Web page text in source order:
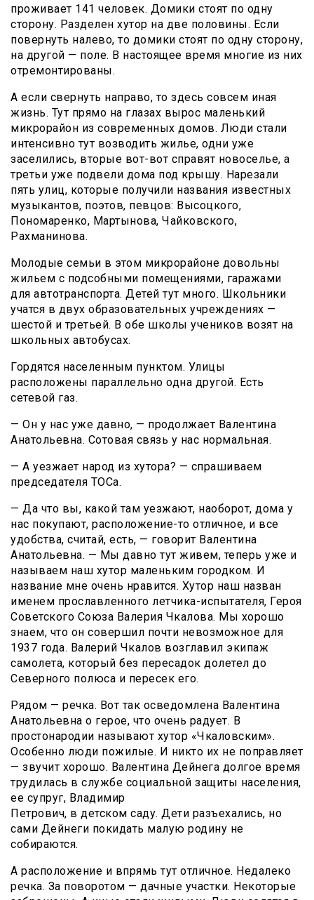
проживает 141 человек. Домики стоят по одну
сторону. Разделен хутор на две половины. Если
повернуть налево, то домики стоят по одну сторону,
на другой — поле. В настоящее время многие из них
отремонтированы.
А если свернуть направо, то здесь совсем иная
жизнь. Тут прямо на глазах вырос маленький
микрорайон из современных домов. Люди стали
интенсивно тут возводить жилье, одни уже
заселились, вторые вот-вот справят новоселье, а
третьи уже подвели дома под крышу. Нарезали
пять улиц, которые получили названия известных
музыкантов, поэтов, певцов: Высоцкого,
Пономаренко, Мартынова, Чайковского,
Рахманинова.
Молодые семьи в этом микрорайоне довольны
жильем с подсобными помещениями, гаражами
для автотранспорта. Детей тут много. Школьники
учатся в двух образовательных учреждениях —
шестой и третьей. В обе школы учеников возят на
школьных автобусах.
Гордятся населенным пунктом. Улицы
расположены параллельно одна другой. Есть
сетевой газ.
— Он у нас уже давно, — продолжает Валентина
Анатольевна. Сотовая связь у нас нормальная.
— А уезжает народ из хутора? — спрашиваем
председателя ТОСа.
— Да что вы, какой там уезжают, наоборот, дома у
нас покупают, расположение-то отличное, и все
удобства, считай, есть, — говорит Валентина
Анатольевна. — Мы давно тут живем, теперь уже и
называем наш хутор маленьким городком. И
название мне очень нравится. Хутор наш назван
именем прославленного летчика-испытателя, Героя
Советского Союза Валерия Чкалова. Мы хорошо
знаем, что он совершил почти невозможное для
1937 года. Валерий Чкалов возглавил экипаж
самолета, который без пересадок долетел до
Северного полюса и пересек его.
Рядом — речка. Вот так осведомлена Валентина
Анатольевна о герое, что очень радует. В
простонародии называют хутор «Чкаловским».
Особенно люди пожилые. И никто их не поправляет
— звучит хорошо. Валентина Дейнега долгое время
трудилась в службе социальной защиты населения,
ее супруг, Владимир
Петрович, в детском саду. Дети разъехались, но
сами Дейнеги покидать малую родину не
собираются.
А расположение и впрямь тут отличное. Недалеко
речка. За поворотом — дачные участки. Некоторые